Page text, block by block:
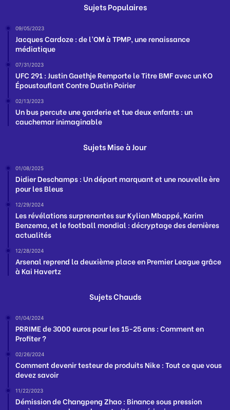
Sujets Populaires
09/05/2023
Jacques Cardoze : de l’OM à TPMP, une renaissance
médiatique
07/31/2023
UFC 291 : Justin Gaethje Remporte le Titre BMF avec un KO
Époustouflant Contre Dustin Poirier
02/13/2023
Un bus percute une garderie et tue deux enfants : un
cauchemar inimaginable
Sujets Mise à Jour
01/08/2025
Didier Deschamps : Un départ marquant et une nouvelle ère
pour les Bleus
12/29/2024
Les révélations surprenantes sur Kylian Mbappé, Karim
Benzema, et le football mondial : décryptage des dernières
actualités
12/28/2024
Arsenal reprend la deuxième place en Premier League grâce
à Kai Havertz
Sujets Chauds
01/04/2024
PRRIME de 3000 euros pour les 15-25 ans : Comment en
Profiter ?
02/26/2024
Comment devenir testeur de produits Nike : Tout ce que vous
devez savoir
11/22/2023
Démission de Changpeng Zhao : Binance sous pression